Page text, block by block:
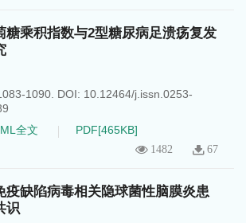
糖乘积指数与2型糖尿病足溃疡复发
1090. DOI: 10.12464/j.issn.0253-
全文 PDF[465KB]
1482 67
疫缺陷病毒相关隐球菌性脑膜炎患
识